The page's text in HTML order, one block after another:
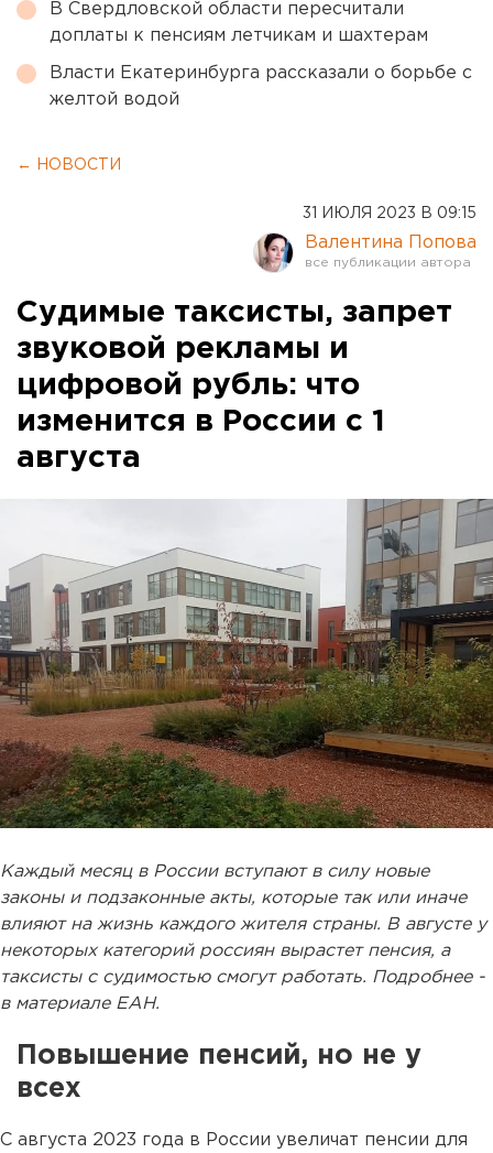
В Свердловской области пересчитали
доплаты к пенсиям летчикам и шахтерам
Власти Екатеринбурга рассказали о борьбе с
желтой водой
← НОВОСТИ
31 ИЮЛЯ 2023 В 09:15
Валентина Попова
Судимые таксисты, запрет
звуковой рекламы и
цифровой рубль: что
изменится в России с 1
августа
Каждый месяц в России вступают в силу новые
законы и подзаконные акты, которые так или иначе
влияют на жизнь каждого жителя страны. В августе у
некоторых категорий россиян вырастет пенсия, а
таксисты с судимостью смогут работать. Подробнее -
в материале ЕАН.
Повышение пенсий, но не у
всех
С августа 2023 года в России увеличат пенсии для